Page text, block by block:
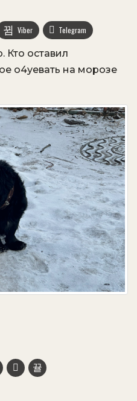
Viber Telegram
Кто оставил
о4уевать на морозе